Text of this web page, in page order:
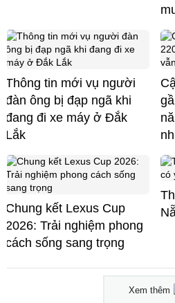
Thông tin mới vụ người
đàn ông bị đạp ngã khi
đang đi xe máy ở Đắk
Lắk
Chung kết Lexus Cup
2026: Trải nghiệm phong
cách sống sang trọng
Xem thêm